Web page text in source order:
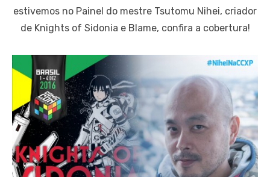
estivemos no Painel do mestre Tsutomu Nihei, criador
de Knights of Sidonia e Blame, confira a cobertura!